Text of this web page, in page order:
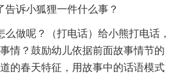
告诉小狐狸一件什么事？
么做呢？（打电话）给小熊打电话，
情？鼓励幼儿依据前面故事情节的
的春天特征，用故事中的话语模式